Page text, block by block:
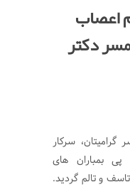
اعصاب
دکتر
سرکار
بمباران های
و تالم گردید.